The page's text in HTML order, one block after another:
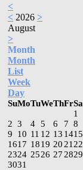
<
< 2026 >
August
>
Month
Month
List
Week
Day
SuMoTuWeThFrSa
1
2 3 4 5 6 7 8
9
10 11 12 13 1415
1617 1819 20 21 22
2324 2526 27 2829
3031